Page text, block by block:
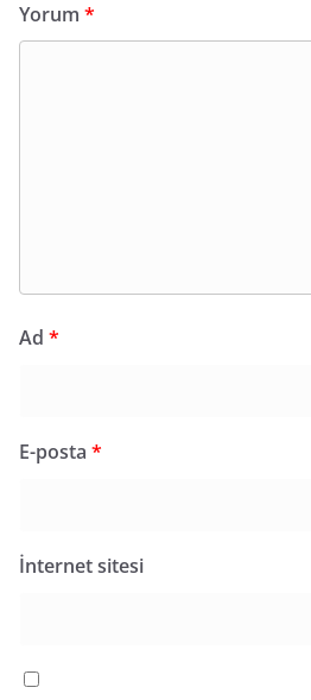
Yorum *
Ad *
E-posta *
İnternet sitesi